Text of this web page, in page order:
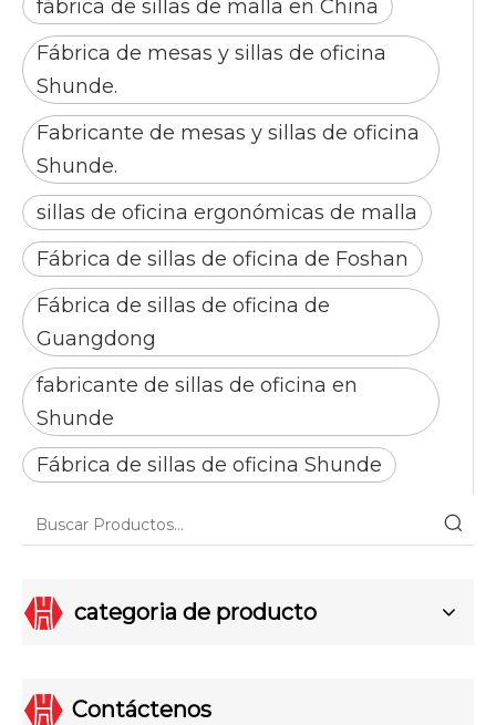
fábrica de sillas de malla en China
Fábrica de mesas y sillas de oficina
Shunde.
Fabricante de mesas y sillas de oficina
Shunde.
sillas de oficina ergonómicas de malla
Fábrica de sillas de oficina de Foshan
Fábrica de sillas de oficina de
Guangdong
fabricante de sillas de oficina en
Shunde
Fábrica de sillas de oficina Shunde
categoria de producto
Contáctenos